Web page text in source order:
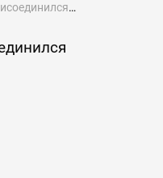
К акции зимнее хранение присоединился завод Магма!